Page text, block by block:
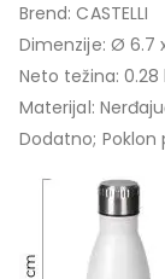
Brend: CASTELLI
Dimenzije: Ø 6.7
Neto težina: 0.28
Materijal:
Dodatno; Poklon